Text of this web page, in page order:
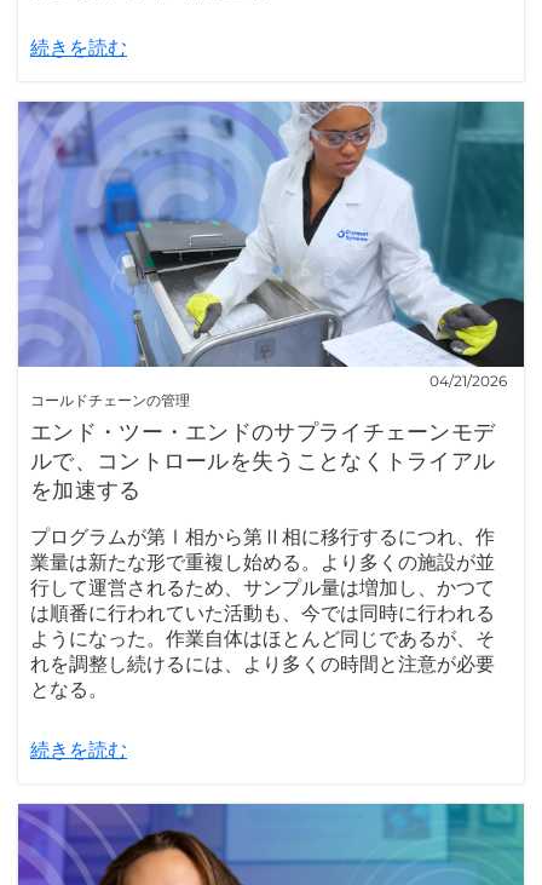
続きを読む
コールドチェーンの管理
04/21/2026
エンド・ツー・エンドのサプライチェーンモデ
ルで、コントロールを失うことなくトライアル
を加速する
プログラムが第Ⅰ相から第Ⅱ相に移行するにつれ、作
業量は新たな形で重複し始める。より多くの施設が並
行して運営されるため、サンプル量は増加し、かつて
は順番に行われていた活動も、今では同時に行われる
ようになった。作業自体はほとんど同じであるが、そ
れを調整し続けるには、より多くの時間と注意が必要
となる。
続きを読む